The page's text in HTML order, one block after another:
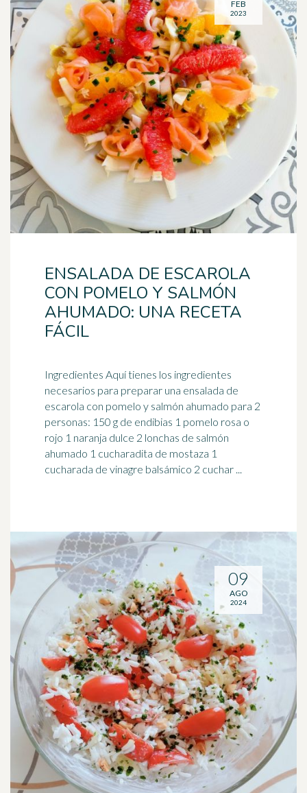
ENSALADA DE ESCAROLA
CON POMELO Y SALMÓN
AHUMADO: UNA RECETA
FÁCIL
Ingredientes Aquí tienes los ingredientes
necesarios para preparar una ensalada de
escarola con pomelo y salmón ahumado para 2
personas: 150 g de endibias 1 pomelo rosa o
rojo 1 naranja dulce 2 lonchas de salmón
ahumado 1 cucharadita de mostaza 1
cucharada de vinagre balsámico 2 cuchar ...
FEB
2023
09
AGO
2024